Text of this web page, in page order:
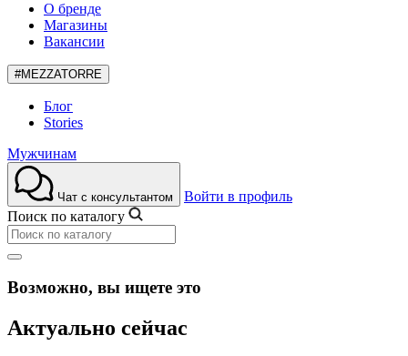
О бренде
Магазины
Вакансии
#MEZZATORRE
Блог
Stories
Мужчинам
Чат с консультантом
Войти в профиль
Поиск по каталогу
Возможно, вы ищете это
Актуально сейчас